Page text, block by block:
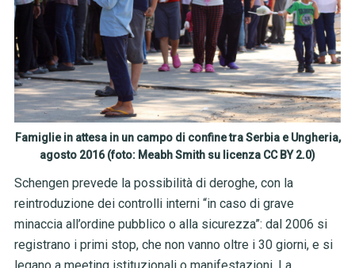
Famiglie in attesa in un campo di confine tra Serbia e Ungheria,
agosto 2016 (foto: Meabh Smith su licenza CC BY 2.0)
Schengen prevede la possibilità di deroghe, con la
reintroduzione dei controlli interni “in caso di grave
minaccia all’ordine pubblico o alla sicurezza”: dal 2006 si
registrano i primi stop, che non vanno oltre i 30 giorni, e si